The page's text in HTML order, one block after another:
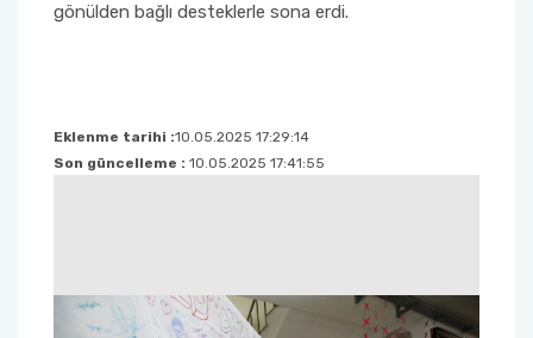
gönülden bağlı desteklerle sona erdi.
Eklenme tarihi :10.05.2025 17:29:14
Son güncelleme : 10.05.2025 17:41:55